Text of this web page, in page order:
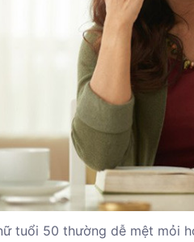
tuổi 50 thường dễ mệt mỏi